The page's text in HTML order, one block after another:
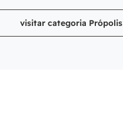
visitar categoria Própolis